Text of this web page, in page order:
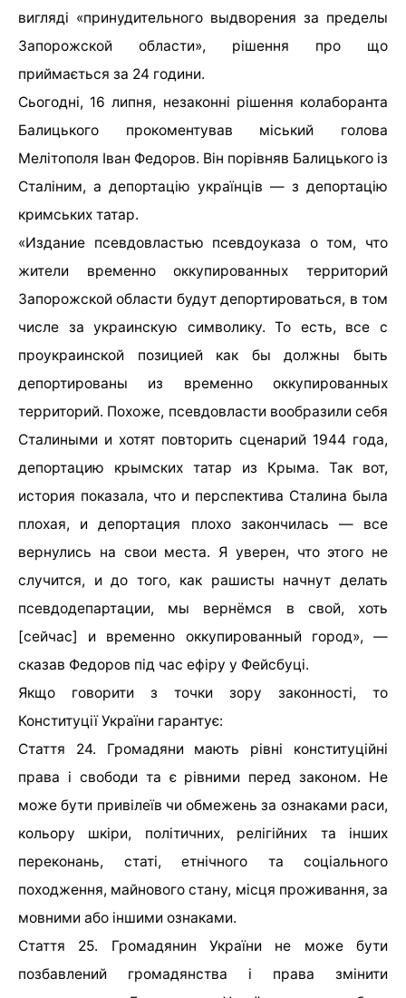
вигляді «принудительного выдворения за пределы
Запорожской области», рішення про що
приймається за 24 години.
Сьогодні, 16 липня, незаконні рішення колаборанта
Балицького прокоментував міський голова
Мелітополя Іван Федоров. Він порівняв Балицького із
Сталіним, а депортацію українців — з депортацію
кримських татар.
«Издание псевдовластью псевдоуказа о том, что
жители временно оккупированных территорий
Запорожской области будут депортироваться, в том
числе за украинскую символику. То есть, все с
проукраинской позицией как бы должны быть
депортированы из временно оккупированных
территорий. Похоже, псевдовласти вообразили себя
Сталиными и хотят повторить сценарий 1944 года,
депортацию крымских татар из Крыма. Так вот,
история показала, что и перспектива Сталина была
плохая, и депортация плохо закончилась — все
вернулись на свои места. Я уверен, что этого не
случится, и до того, как рашисты начнут делать
псевдодепартации, мы вернёмся в свой, хоть
[сейчас] и временно оккупированный город», —
сказав Федоров під час ефіру у Фейсбуці.
Якщо говорити з точки зору законності, то
Конституції України гарантує:
Стаття 24. Громадяни мають рівні конституційні
права і свободи та є рівними перед законом. Не
може бути привілеїв чи обмежень за ознаками раси,
кольору шкіри, політичних, релігійних та інших
переконань, статі, етнічного та соціального
походження, майнового стану, місця проживання, за
мовними або іншими ознаками.
Стаття 25. Громадянин України не може бути
позбавлений громадянства і права змінити